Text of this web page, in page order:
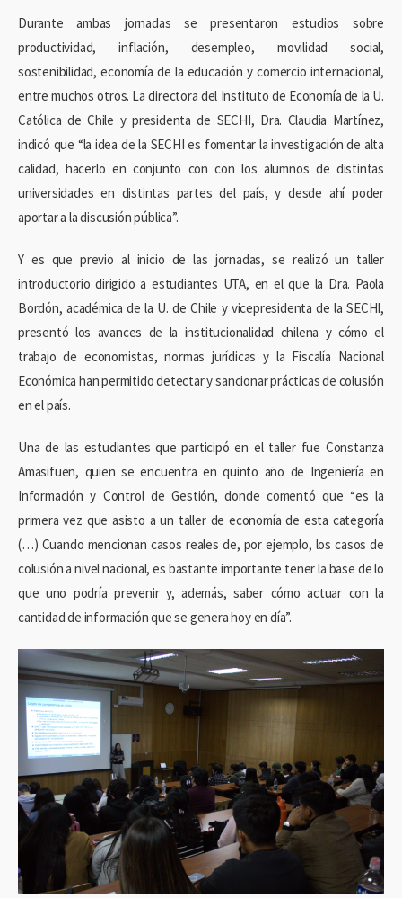
Durante ambas jornadas se presentaron estudios sobre
productividad, inflación, desempleo, movilidad social,
sostenibilidad, economía de la educación y comercio internacional,
entre muchos otros. La directora del Instituto de Economía de la U.
Católica de Chile y presidenta de SECHI, Dra. Claudia Martínez,
indicó que “la idea de la SECHI es fomentar la investigación de alta
calidad, hacerlo en conjunto con con los alumnos de distintas
universidades en distintas partes del país, y desde ahí poder
aportar a la discusión pública”.
Y es que previo al inicio de las jornadas, se realizó un taller
introductorio dirigido a estudiantes UTA, en el que la Dra. Paola
Bordón, académica de la U. de Chile y vicepresidenta de la SECHI,
presentó los avances de la institucionalidad chilena y cómo el
trabajo de economistas, normas jurídicas y la Fiscalía Nacional
Económica han permitido detectar y sancionar prácticas de colusión
en el país.
Una de las estudiantes que participó en el taller fue Constanza
Amasifuen, quien se encuentra en quinto año de Ingeniería en
Información y Control de Gestión, donde comentó que “es la
primera vez que asisto a un taller de economía de esta categoría
(…) Cuando mencionan casos reales de, por ejemplo, los casos de
colusión a nivel nacional, es bastante importante tener la base de lo
que uno podría prevenir y, además, saber cómo actuar con la
cantidad de información que se genera hoy en día”.